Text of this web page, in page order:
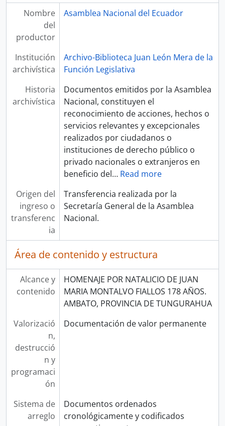
Nombre
del
productor
Asamblea Nacional del Ecuador
Institución
archivística
Archivo-Biblioteca Juan León Mera de la
Función Legislativa
Historia
archivística
Documentos emitidos por la Asamblea
Nacional, constituyen el
reconocimiento de acciones, hechos o
servicios relevantes y excepcionales
realizados por ciudadanos o
instituciones de derecho público o
privado nacionales o extranjeros en
beneficio del… Read more
Origen del
ingreso o
transferenc
ia
Transferencia realizada por la
Secretaría General de la Asamblea
Nacional.
Área de contenido y estructura
Alcance y
contenido
HOMENAJE POR NATALICIO DE JUAN
MARIA MONTALVO FIALLOS 178 AÑOS.
AMBATO, PROVINCIA DE TUNGURAHUA
Valorizació
n,
destrucció
n y
programaci
ón
Documentación de valor permanente
Sistema de
arreglo
Documentos ordenados
cronológicamente y codificados